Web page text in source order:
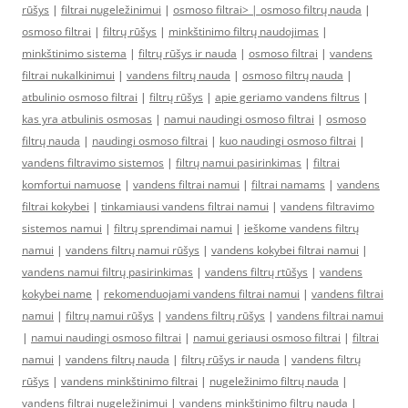
rūšys | filtrai nugeležinimui | osmoso filtrai> | osmoso filtrų nauda |
osmoso filtrai | filtrų rūšys | minkštinimo filtrų naudojimas |
minkštinimo sistema | filtrų rūšys ir nauda | osmoso filtrai | vandens
filtrai nukalkinimui | vandens filtrų nauda | osmoso filtrų nauda |
atbulinio osmoso filtrai | filtrų rūšys | apie geriamo vandens filtrus |
kas yra atbulinis osmosas | namui naudingi osmoso filtrai | osmoso
filtrų nauda | naudingi osmoso filtrai | kuo naudingi osmoso filtrai |
vandens filtravimo sistemos | filtrų namui pasirinkimas | filtrai
komfortui namuose | vandens filtrai namui | filtrai namams | vandens
filtrai kokybei | tinkamiausi vandens filtrai namui | vandens filtravimo
sistemos namui | filtrų sprendimai namui | ieškome vandens filtrų
namui | vandens filtrų namui rūšys | vandens kokybei filtrai namui |
vandens namui filtrų pasirinkimas | vandens filtrų rtūšys | vandens
kokybei name | rekomenduojami vandens filtrai namui | vandens filtrai
namui | filtrų namui rūšys | vandens filtrų rūšys | vandens filtrai namui
| namui naudingi osmoso filtrai | namui geriausi osmoso filtrai | filtrai
namui | vandens filtrų nauda | filtrų rūšys ir nauda | vandens filtrų
rūšys | vandens minkštinimo filtrai | nugeležinimo filtrų nauda |
vandens filtrai nugeležinimui | vandens minkštinimo filtrų nauda |